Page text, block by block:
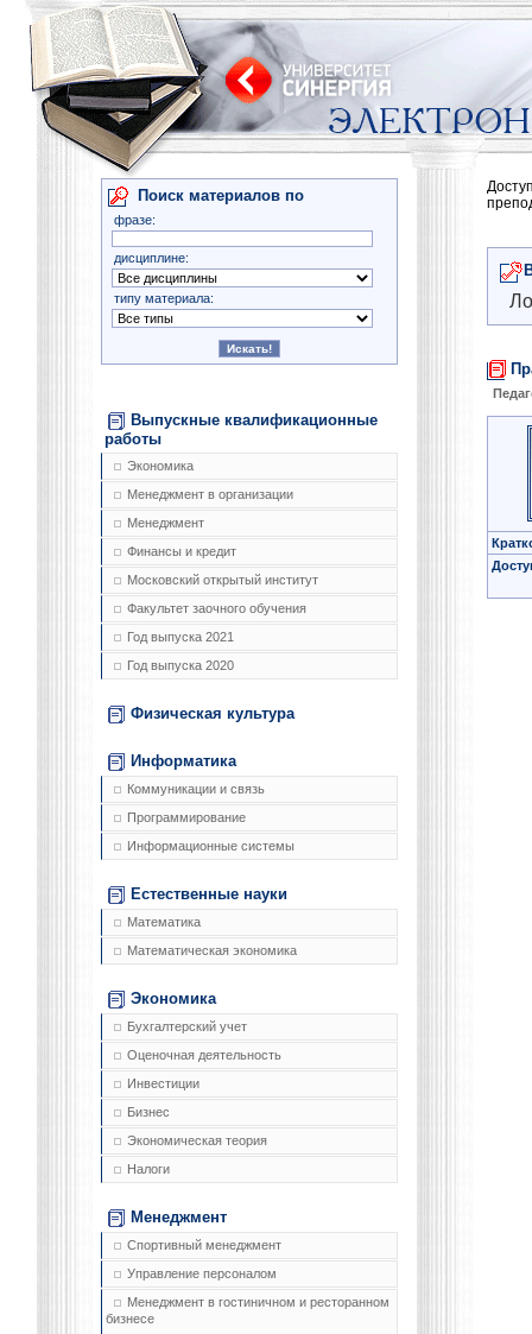
Поиск материалов по
фразе:
дисциплине:
типу материала:
Выпускные квалификационные
работы
Экономика
Менеджмент в организации
Менеджмент
Финансы и кредит
Московский открытый институт
Факультет заочного обучения
Год выпуска 2021
Год выпуска 2020
Физическая культура
Информатика
Коммуникации и связь
Программирование
Информационные системы
Естественные науки
Математика
Математическая экономика
Экономика
Бухгалтерский учет
Оценочная деятельность
Инвестиции
Бизнес
Экономическая теория
Налоги
Менеджмент
Спортивный менеджмент
Управление персоналом
Менеджмент в гостиничном и ресторанном
бизнесе